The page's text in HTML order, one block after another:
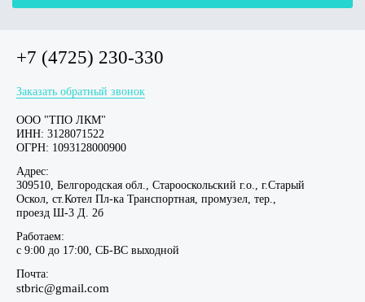
+7 (4725) 230-330
Заказать обратный звонок
ООО "ТПО ЛКМ"
ИНН: 3128071522
ОГРН: 1093128000900
Адрес:
309510, Белгородская обл., Старооскольский г.о., г.Старый
Оскол, ст.Котел Пл-ка Транспортная, промузел, тер.,
проезд Ш-3 Д. 2б
Работаем:
c 9:00 до 17:00, СБ-ВС выходной
Почта:
stbric@gmail.com